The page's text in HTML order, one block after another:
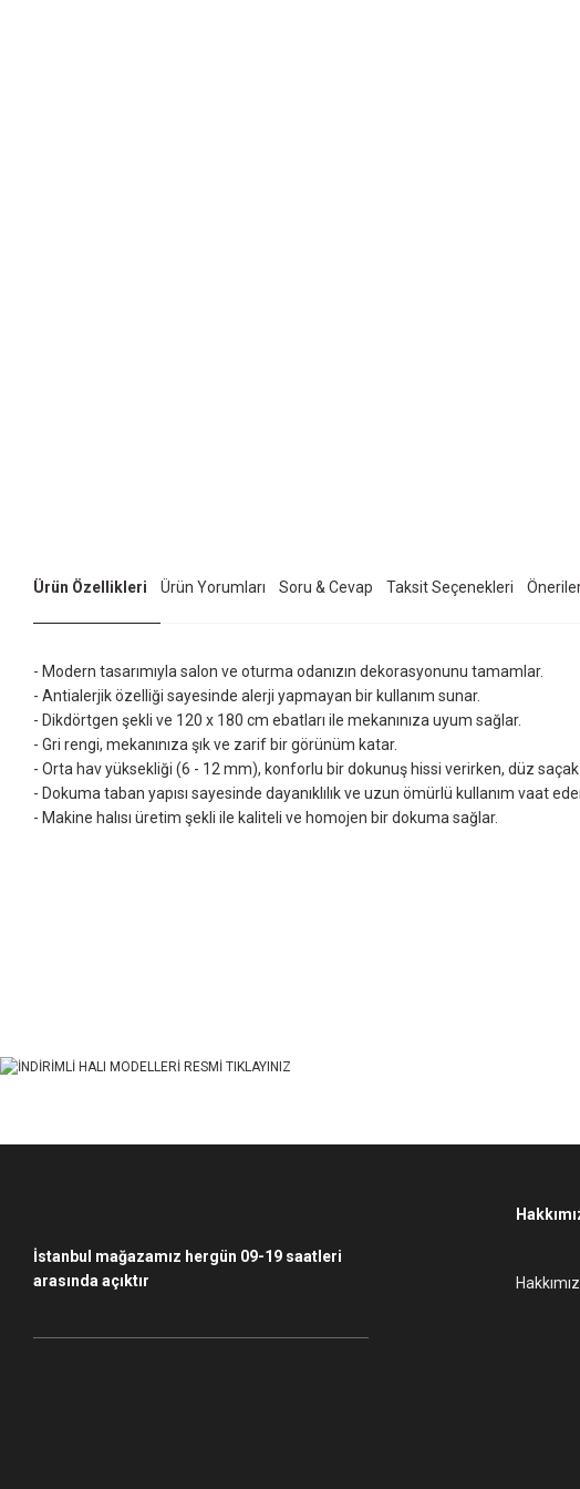
Ürün Özellikleri Ürün Yorumları Soru & Cevap Taksit Seçenekleri
- Modern tasarımıyla salon ve oturma odanızın dekorasyonunu tamamlar.
- Antialerjik özelliği sayesinde alerji yapmayan bir kullanım sunar.
- Dikdörtgen şekli ve 120 x 180 cm ebatları ile mekanınıza uyum sağlar.
- Gri rengi, mekanınıza şık ve zarif bir görünüm katar.
- Orta hav yüksekliği (6 - 12 mm), konforlu bir dokunuş hissi verirken, düz
- Dokuma taban yapısı sayesinde dayanıklılık ve uzun ömürlü kullanım vaat
- Makine halısı üretim şekli ile kaliteli ve homojen bir dokuma sağlar.
Ürün fiyatı diğer sitelerden daha pahalı.
İstanbul mağazamız hergün 09-19 saatleri
arasında açıktır